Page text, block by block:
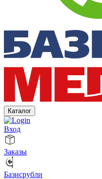
Каталог
Вход
Заказы
Базисрубли